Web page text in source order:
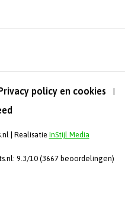
policy en cookies |
| Realisatie InStijl Media
9.3/10 (3667 beoordelingen)